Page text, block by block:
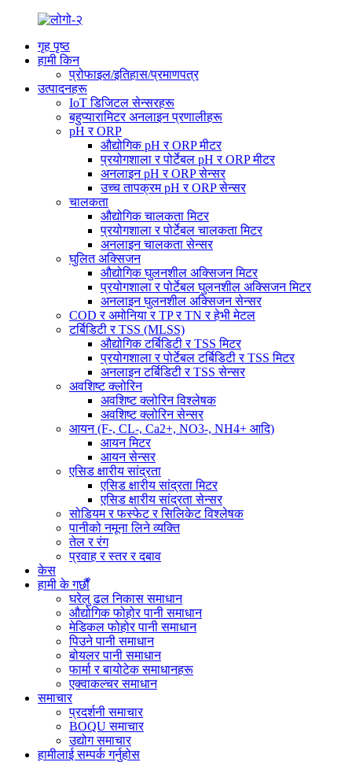
गृह पृष्ठ
हामी किन
प्रोफाइल/इतिहास/प्रमाणपत्र
उत्पादनहरू
IoT डिजिटल सेन्सरहरू
बहुप्यारामिटर अनलाइन प्रणालीहरू
pH र ORP
औद्योगिक pH र ORP मीटर
प्रयोगशाला र पोर्टेबल pH र ORP मीटर
अनलाइन pH र ORP सेन्सर
उच्च तापक्रम pH र ORP सेन्सर
चालकता
औद्योगिक चालकता मिटर
प्रयोगशाला र पोर्टेबल चालकता मिटर
अनलाइन चालकता सेन्सर
घुलित अक्सिजन
औद्योगिक घुलनशील अक्सिजन मिटर
प्रयोगशाला र पोर्टेबल घुलनशील अक्सिजन मिटर
अनलाइन घुलनशील अक्सिजन सेन्सर
COD र अमोनिया र TP र TN र हेभी मेटल
टर्बिडिटी र TSS (MLSS)
औद्योगिक टर्बिडिटी र TSS मिटर
प्रयोगशाला र पोर्टेबल टर्बिडिटी र TSS मिटर
अनलाइन टर्बिडिटी र TSS सेन्सर
अवशिष्ट क्लोरिन
अवशिष्ट क्लोरिन विश्लेषक
अवशिष्ट क्लोरिन सेन्सर
आयन (F-, CL-, Ca2+, NO3-, NH4+ आदि)
आयन मिटर
आयन सेन्सर
एसिड क्षारीय सांद्रता
एसिड क्षारीय सांद्रता मिटर
एसिड क्षारीय सांद्रता सेन्सर
सोडियम र फस्फेट र सिलिकेट विश्लेषक
पानीको नमूना लिने व्यक्ति
तेल र रंग
प्रवाह र स्तर र दबाव
केस
हामी के गर्छौं
घरेलु ढल निकास समाधान
औद्योगिक फोहोर पानी समाधान
मेडिकल फोहोर पानी समाधान
पिउने पानी समाधान
बोयलर पानी समाधान
फार्मा र बायोटेक समाधानहरू
एक्वाकल्चर समाधान
समाचार
प्रदर्शनी समाचार
BOQU समाचार
उद्योग समाचार
हामीलाई सम्पर्क गर्नुहोस